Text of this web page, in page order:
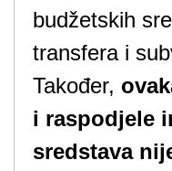
budžetskih
transfera i
Također,
i raspodjele
sredstava